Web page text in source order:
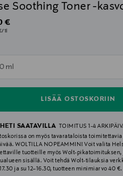
Soothing Toner -
Price
€
1l
ml
LISÄÄ OSTOSKORIIN
null
HETI SAATAVILLA
TOIMITUS 1-4
on myös tavarataloista
WOLTILLA NOPEAMMIN! Voit valita
tuotteille myös Wolt-
sisällä. Voit tehdä Wolt-tilauksia
ja su 12–16.30, tuotteen minimiarvo 40 €.